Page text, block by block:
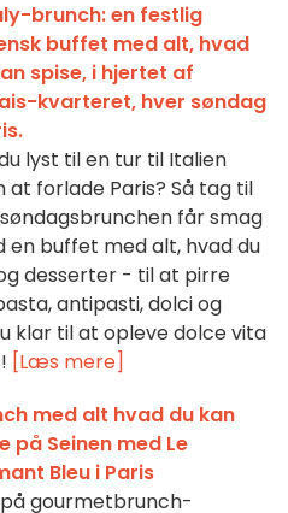
brunch: en festlig
buffet med alt, hvad
spise, i hjertet af
kvarteret, hver søndag
lyst til en tur til Italien
at forlade Paris? Så tag til
får smag
buffet med alt, hvad du
desserter - til at pirre
antipasti, dolci og
klar til at opleve dolce vita
[Læs mere]
med alt hvad du kan
på Seinen med Le
Bleu i Paris
gourmetbrunch-